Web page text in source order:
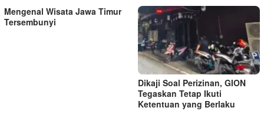
Mengenal Wisata Jawa Timur
Tersembunyi
Dikaji Soal Perizinan, GION
Tegaskan Tetap Ikuti
Ketentuan yang Berlaku